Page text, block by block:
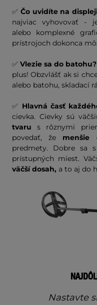
✅ Čo uvidíte na
najviac vyhovovať -
alebo komplexné
prístrojoch dokonca
✅ Vlezie sa do batohu?
plus! Obzvlášť ak si
alebo batohu, skladací
✅ Hlavná časť
cievka. Cievky sú
tvaru s rôznymi
povedať, že menšie
predmety. Dobre sa
prístupných miest.
väčší dosah, a to aj do
Nastavte